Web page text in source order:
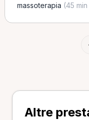
massoterapia (45
Altre